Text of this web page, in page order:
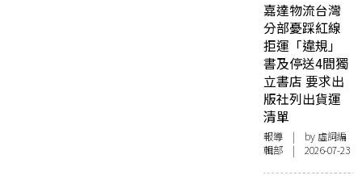
嘉達物流台灣
分部憂踩紅線
拒運「違規」
書及停送4間獨
立書店 要求出
版社列出貨運
清單
報導 | by 虛詞編
輯部 | 2026-07-23